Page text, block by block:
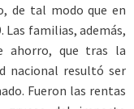
de tal modo que en
Las familias, además,
ahorro, que tras la
nacional resultó ser
Fueron las rentas